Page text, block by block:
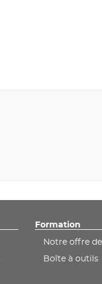
Formation
Notre offre
Boîte à outils